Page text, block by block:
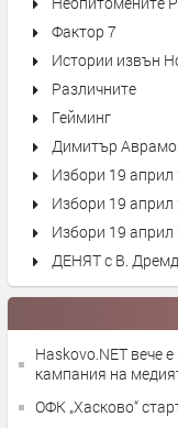
Фактор 7
Истории извън
Различните
Гейминг
Димитър
Избори 19
Избори 19
Избори 19
ДЕНЯТ с В.
Haskovo.NET вече
кампания на
ОФК „Хасково“